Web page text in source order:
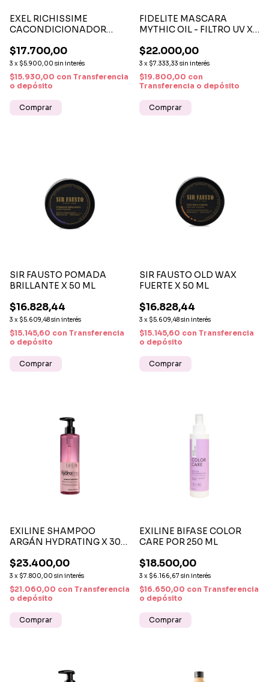
EXEL RICHISSIME
CACONDICIONADOR
340 ML
$17.700,00
3 x $5.900,00 sin interés
$15.930,00 con Transferencia
o depósito
FIDELITE MASCARA
MYTHIC OIL - FILTRO UV X 1
$22.000,00
3 x $7.333,33 sin interés
$19.800,00 con
Transferencia o depósito
SIR FAUSTO POMADA
BRILLANTE X 50 ML
$16.828,44
3 x $5.609,48sin interés
$15.145,60 con Transferencia
o depósito
SIR FAUSTO OLD WAX
FUERTE X 50 ML
$16.828,44
3 x $5.609,48sin interés
$15.145,60 con Transferencia
o depósito
EXILINE SHAMPOO
ARGÁN HYDRATING X 300
$23.400,00
3 x $7.800,00 sin interés
$21.060,00 con Transferencia
o depósito
EXILINE BIFASE COLOR
CARE POR 250 ML
$18.500,00
3 x $6.166,67 sin interés
$16.650,00 con Transferencia
o depósito